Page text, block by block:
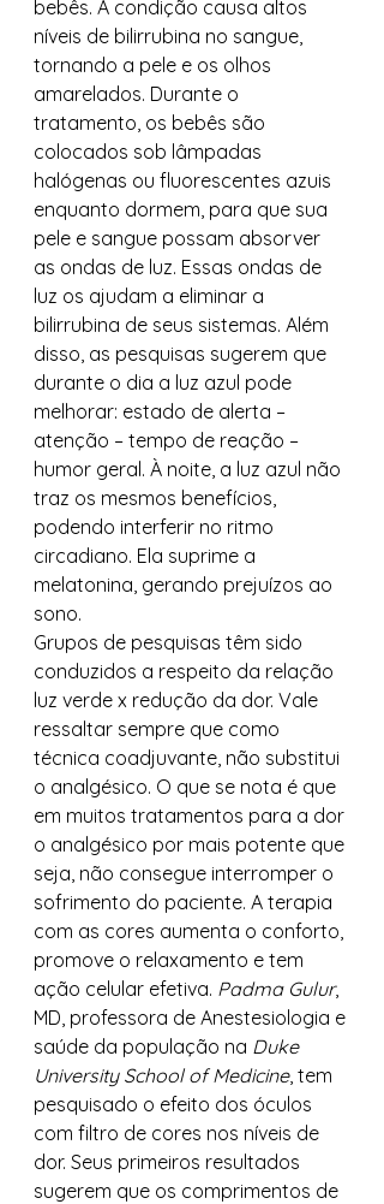
bebês. A condição causa altos
níveis de bilirrubina no sangue,
tornando a pele e os olhos
amarelados. Durante o
tratamento, os bebês são
colocados sob lâmpadas
halógenas ou fluorescentes azuis
enquanto dormem, para que sua
pele e sangue possam absorver
as ondas de luz. Essas ondas de
luz os ajudam a eliminar a
bilirrubina de seus sistemas. Além
disso, as pesquisas sugerem que
durante o dia a luz azul pode
melhorar: estado de alerta –
atenção – tempo de reação –
humor geral. À noite, a luz azul não
traz os mesmos benefícios,
podendo interferir no ritmo
circadiano. Ela suprime a
melatonina, gerando prejuízos ao
sono.
Grupos de pesquisas têm sido
conduzidos a respeito da relação
luz verde x redução da dor. Vale
ressaltar sempre que como
técnica coadjuvante, não substitui
o analgésico. O que se nota é que
em muitos tratamentos para a dor
o analgésico por mais potente que
seja, não consegue interromper o
sofrimento do paciente. A terapia
com as cores aumenta o conforto,
promove o relaxamento e tem
ação celular efetiva. Padma Gulur,
MD, professora de Anestesiologia e
saúde da população na Duke
University School of Medicine, tem
pesquisado o efeito dos óculos
com filtro de cores nos níveis de
dor. Seus primeiros resultados
sugerem que os comprimentos de